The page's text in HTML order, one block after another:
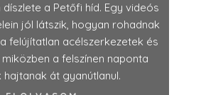
a Petőfi híd. Egy videós
jól látszik, hogyan rohadnak
felújítatlan acélszerkezetek és
a felszínen naponta
hajtanak át gyanútlanul.